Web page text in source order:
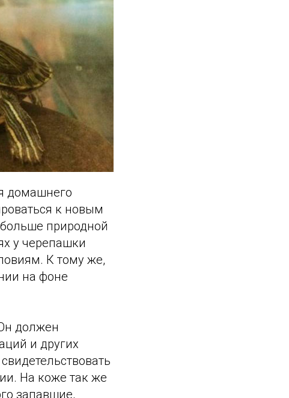
домашнего
к новым
природной
у черепашки
К тому же,
на фоне
должен
и других
На коже так же
запавшие,